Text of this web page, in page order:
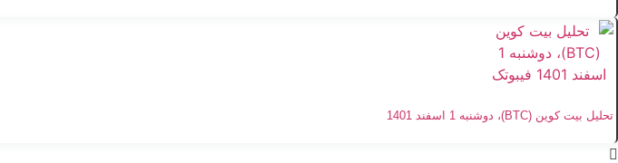
تحلیل بیت کوین (BTC)، دوشنبه 1 اسفند 1401